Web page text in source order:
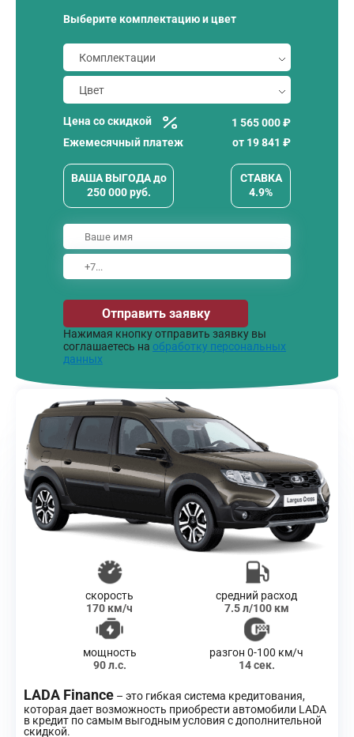
Выберите комплектацию и цвет
Цена со скидкой
1 565 000 ₽
Ежемесячный платеж
от 19 841 ₽
ВАША ВЫГОДАдо
250 000руб.
СТАВКА
4.9%
Отправить заявку
Нажимая кнопку отправить заявку вы
соглашаетесь на обработку персональных
данных
скорость
170 км/ч
средний расход
7.5 л/100 км
мощность
90 л.с.
разгон 0-100 км/ч
14 сек.
LADA Finance – это гибкая система кредитования,
которая дает возможность приобрести автомобили LADA
в кредит по самым выгодным условия с дополнительной
скидкой.